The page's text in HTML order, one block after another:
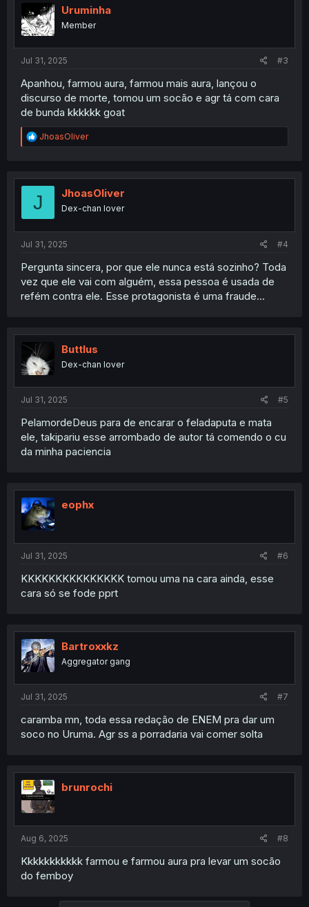
Uruminha
Member
Jul 31, 2025 #3
Apanhou, farmou aura, farmou mais aura, lançou o
discurso de morte, tomou um socão e agr tá com cara
de bunda kkkkkk goat
R
e
t
JhoasOliver
J JhoasOliver
Dex-chan lover
Jul 31, 2025 #4
Pergunta sincera, por que ele nunca está sozinho? Toda
vez que ele vai com alguém, essa pessoa é usada de
refém contra ele. Esse protagonista é uma fraude...
Buttlus
Dex-chan lover
Jul 31, 2025 #5
PelamordeDeus para de encarar o feladaputa e mata
ele, takipariu esse arrombado de autor tá comendo o cu
da minha paciencia
eophx
Jul 31, 2025 #6
KKKKKKKKKKKKKKK tomou uma na cara ainda, esse
cara só se fode pprt
Bartroxxkz
Aggregator gang
Jul 31, 2025 #7
caramba mn, toda essa redação de ENEM pra dar um
soco no Uruma. Agr ss a porradaria vai comer solta
brunrochi
Aug 6, 2025 #8
Kkkkkkkkkkk farmou e farmou aura pra levar um socão
do femboy